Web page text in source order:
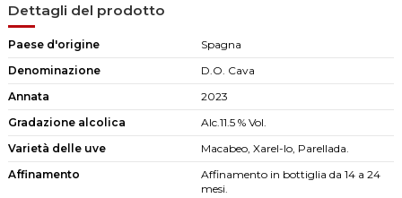
Dettagli del prodotto
Paese d'origine
Spagna
Denominazione
D.O. Cava
Annata
2023
Gradazione alcolica
Alc.11.5 % Vol.
Varietà delle uve
Macabeo, Xarel-lo, Parellada.
Affinamento
Affinamento in bottiglia da 14 a 24
mesi.